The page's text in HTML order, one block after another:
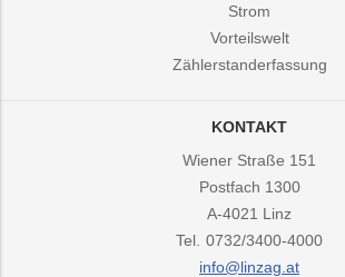
Strom
Vorteilswelt
Zählerstanderfassung
KONTAKT
Wiener Straße 151
Postfach 1300
A-4021 Linz
Tel. 0732/3400-4000
info@linzag.at